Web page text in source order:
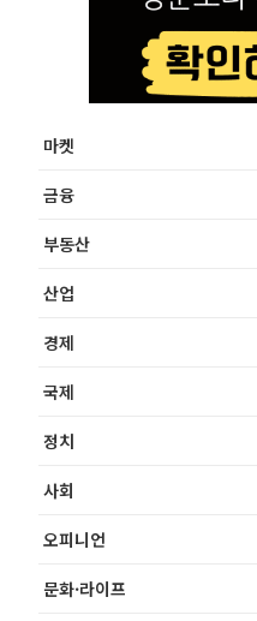
마켓
금융
부동산
산업
경제
국제
정치
사회
오피니언
문화·라이프